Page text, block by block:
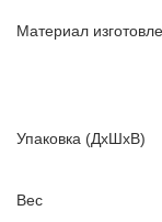
Материал
Упаковка (ДxШxВ)
Вес